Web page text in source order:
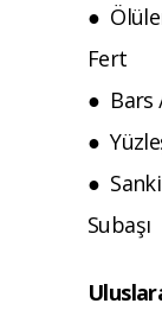
●
Fert
● Bars
●
●
Subaşı